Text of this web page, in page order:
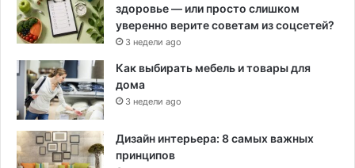
здоровье — или просто слишком
уверенно верите советам из соцсетей?
3 недели ago
Как выбирать мебель и товары для
дома
3 недели ago
Дизайн интерьера: 8 самых важных
принципов